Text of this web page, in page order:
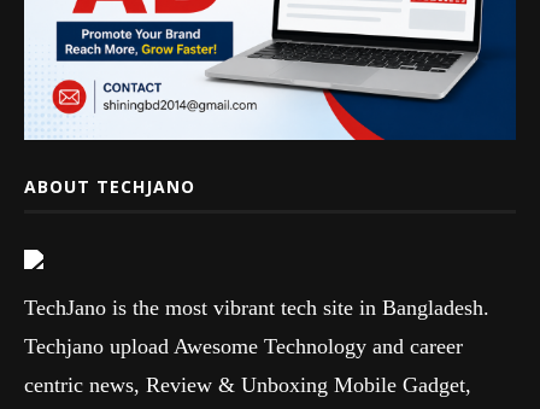
ABOUT TECHJANO
TechJano is the most vibrant tech site in Bangladesh.
Techjano upload Awesome Technology and career
centric news, Review & Unboxing Mobile Gadget,